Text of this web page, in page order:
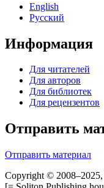
English
Русский
Информация
Для читателей
Для авторов
Для библиотек
Для рецензентов
Отправить
Отправить материал
Copyright ©